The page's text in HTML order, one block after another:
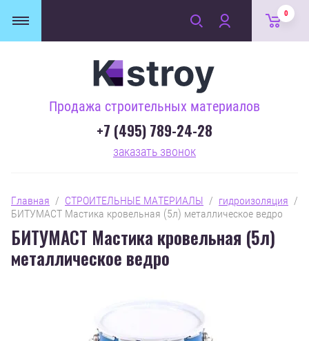
0
Продажа строительных материалов
+7 (495) 789-24-28
заказать звонок
Главная
  /
СТРОИТЕЛЬНЫЕ МАТЕРИАЛЫ
  /
гидроизоляция
  /
БИТУМАСТ Мастика кровельная (5л) металлическое ведро
БИТУМАСТ Мастика кровельная (5л)
металлическое ведро